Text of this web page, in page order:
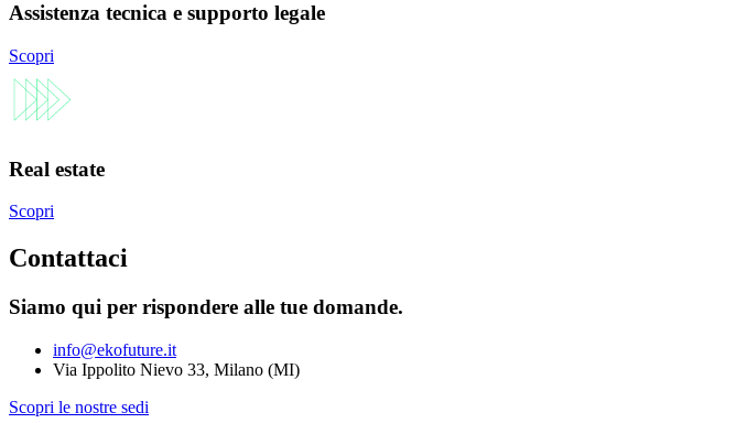
Assistenza tecnica e supporto legale
Scopri
Real estate
Scopri
Contattaci
Siamo qui per rispondere alle tue domande.
info@ekofuture.it
Via Ippolito Nievo 33, Milano (MI)
Scopri le nostre sedi